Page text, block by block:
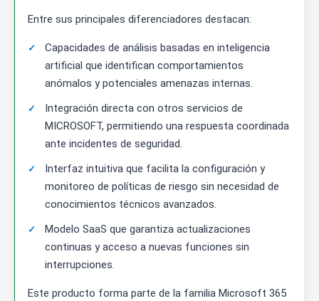
Entre sus principales diferenciadores destacan:
Capacidades de análisis basadas en inteligencia
artificial que identifican comportamientos
anómalos y potenciales amenazas internas.
Integración directa con otros servicios de
MICROSOFT, permitiendo una respuesta coordinada
ante incidentes de seguridad.
Interfaz intuitiva que facilita la configuración y
monitoreo de políticas de riesgo sin necesidad de
conocimientos técnicos avanzados.
Modelo SaaS que garantiza actualizaciones
continuas y acceso a nuevas funciones sin
interrupciones.
Este producto forma parte de la familia Microsoft 365